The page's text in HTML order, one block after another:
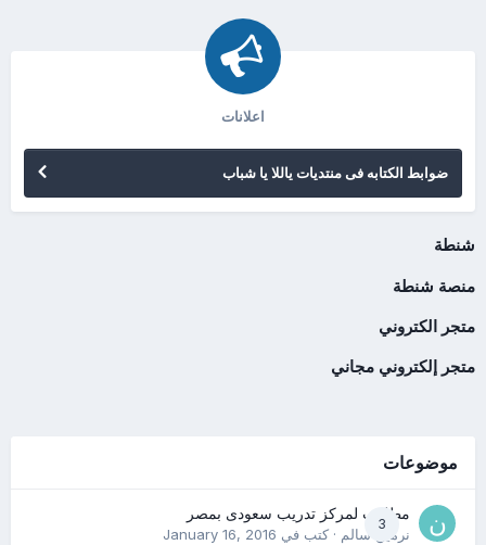
اعلانات
ضوابط الكتابه فى منتديات ياللا يا شباب
شنطة
منصة شنطة
متجر الكتروني
متجر إلكتروني مجاني
موضوعات
3
مطلوب لمركز تدريب سعودى بمصر
نرمين سالم· كتب في January 16, 2016